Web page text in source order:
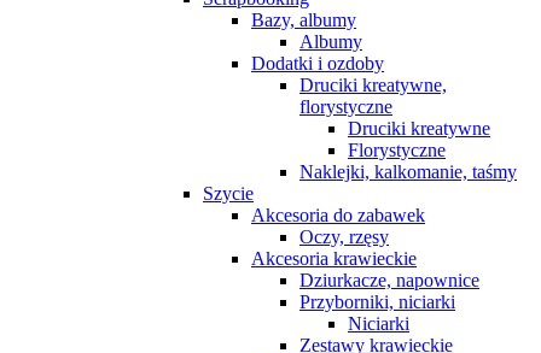
Bazy, albumy
Albumy
Dodatki i ozdoby
Druciki kreatywne,
florystyczne
Druciki kreatywne
Florystyczne
Naklejki, kalkomanie, taśmy
Szycie
Akcesoria do zabawek
Oczy, rzęsy
Akcesoria krawieckie
Dziurkacze, napownice
Przyborniki, niciarki
Niciarki
Zestawy krawieckie